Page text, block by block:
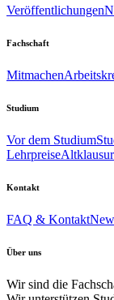
Veröffentlichungen
Fachschaft
Mitmachen
Studium
Vor dem Studium
Lehrpreise
Kontakt
FAQ & Kontakt
Über uns
Wir sind die